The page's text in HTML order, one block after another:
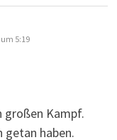
5:19
großen Kampf.
getan haben.